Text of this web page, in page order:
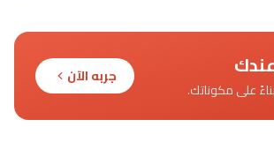
على مكوناتك.
جربه الآن